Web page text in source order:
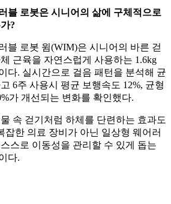
블 로봇은 시니어의 삶에 구체적으로
?
블 로봇 윔(WIM)은 시니어의 바른 걷
근육을 자연스럽게 사용하는 1.6kg
다. 실시간으로 걸음 패턴을 분석해 균
6주 사용시 평균 보행속도 12%, 균형
가 개선되는 변화를 확인했다.
속 걷기처럼 하체를 단련하는 효과도
잡한 의료 장비가 아닌 일상형 웨어러
스로 이동성을 관리할 수 있게 돕는
다.